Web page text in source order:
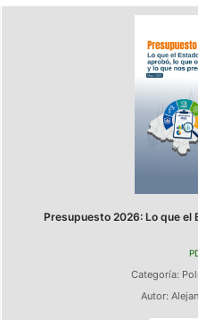
Presupuesto 2026: Lo que el
Categoría:
Autor: